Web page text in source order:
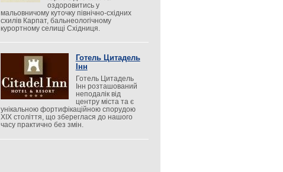
оздоровитись у
мальовничому куточку північно-східних
схилів Карпат, бальнеологічному
курортному селищі Східниця.
Готель Цитадель
Інн
Готель Цитадель
Інн розташований
неподалік від
центру міста та є
унікальною фортифікаційною спорудою
XIX століття, що збереглася до нашого
часу практично без змін.